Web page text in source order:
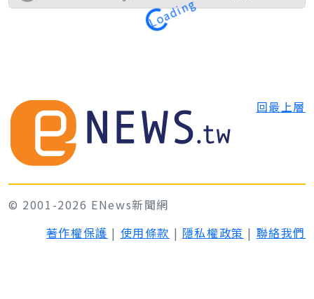
Loading
回最上層
© 2001-2026 ENews新聞網
著作權保護 | 使用條款 | 隱私權政策 | 聯絡我們